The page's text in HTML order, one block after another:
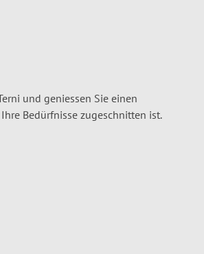
und geniessen Sie einen
Bedürfnisse zugeschnitten ist.